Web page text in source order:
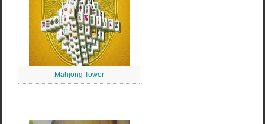
Mahjong Tower